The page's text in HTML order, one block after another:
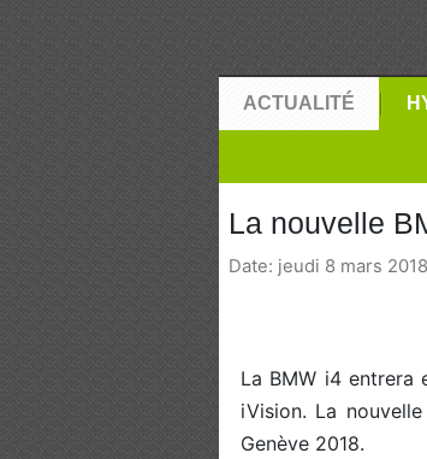
ACTUALITÉ
La nouvelle
Date: jeudi 8 mars 2018
La BMW i4 entrera
iVision. La
Genève 2018.